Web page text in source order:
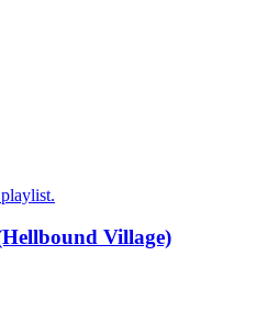
Village)